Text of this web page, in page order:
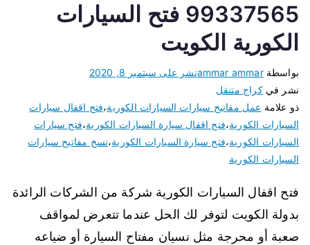
99337565 فتح السيارات
الكورية الكويت
بواسطةammar ammarنشر على سبتمبر 8, 2020
نشر فيكراج متنقل
ذو علامة عمل مفاتيح سيارات السيارات الكورية،فتح اقفال سيارات
السيارات الكورية،فتح اقفال سيارة السيارات الكورية،فتح سيارات
السيارات الكورية،فتح سيارة السيارات الكورية،نسخ مفاتيح سيارات
السيارات الكورية
فتح اقفال السيارات الكورية شركة من الشركات الرائدة
بدولة الكويت لتوفر لك الحل عندما تتعرض لمواقف
صعبة أو محرجة مثل نسيان مفتاح السيارة أو ضياعه